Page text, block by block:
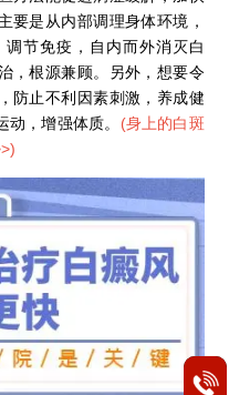
要是从内部调理身体环境，
节免疫，自内而外消灭白
，根源兼顾。另外，想要令
防止不利因素刺激，养成健
，增强体质。 (身上的白斑
)